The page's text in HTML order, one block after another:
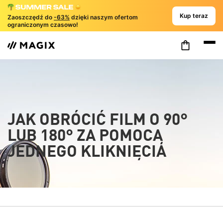
Zaoszczędź do -63% dzięki naszym ofertom
ograniczonym czasowo!
Kup teraz
JAK OBRÓCIĆ FILM O 90°
LUB 180° ZA POMOCĄ
JEDNEGO KLIKNIĘCIA